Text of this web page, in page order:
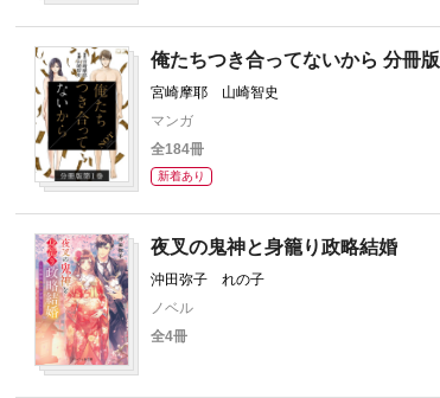
俺たちつき合ってないから 分冊版
宮崎摩耶 山崎智史
マンガ
全184冊
新着あり
夜叉の鬼神と身籠り政略結婚
沖田弥子 れの子
ノベル
全4冊